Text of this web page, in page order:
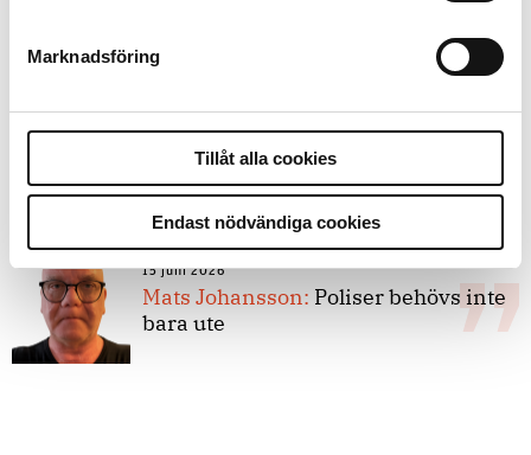
Marknadsföring
Tillåt alla cookies
Endast nödvändiga cookies
7 juli 2026
Debatt:Med för höga krav på evidens
kan polisen inte göra något alls
15 juni 2026
Mats Johansson: Poliser behövs inte
bara ute